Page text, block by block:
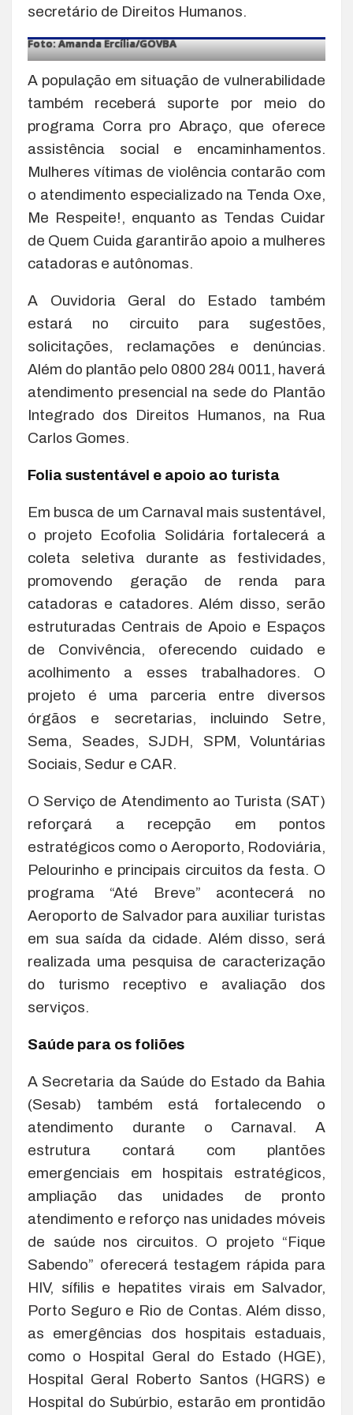
secretário de Direitos Humanos.
Foto: Amanda Ercília/GOVBA
A população em situação de vulnerabilidade
também receberá suporte por meio do
programa Corra pro Abraço, que oferece
assistência social e encaminhamentos.
Mulheres vítimas de violência contarão com
o atendimento especializado na Tenda Oxe,
Me Respeite!, enquanto as Tendas Cuidar
de Quem Cuida garantirão apoio a mulheres
catadoras e autônomas.
A Ouvidoria Geral do Estado também
estará no circuito para sugestões,
solicitações, reclamações e denúncias.
Além do plantão pelo 0800 284 0011, haverá
atendimento presencial na sede do Plantão
Integrado dos Direitos Humanos, na Rua
Carlos Gomes.
Folia sustentável e apoio ao turista
Em busca de um Carnaval mais sustentável,
o projeto Ecofolia Solidária fortalecerá a
coleta seletiva durante as festividades,
promovendo geração de renda para
catadoras e catadores. Além disso, serão
estruturadas Centrais de Apoio e Espaços
de Convivência, oferecendo cuidado e
acolhimento a esses trabalhadores. O
projeto é uma parceria entre diversos
órgãos e secretarias, incluindo Setre,
Sema, Seades, SJDH, SPM, Voluntárias
Sociais, Sedur e CAR.
O Serviço de Atendimento ao Turista (SAT)
reforçará a recepção em pontos
estratégicos como o Aeroporto, Rodoviária,
Pelourinho e principais circuitos da festa. O
programa “Até Breve” acontecerá no
Aeroporto de Salvador para auxiliar turistas
em sua saída da cidade. Além disso, será
realizada uma pesquisa de caracterização
do turismo receptivo e avaliação dos
serviços.
Saúde para os foliões
A Secretaria da Saúde do Estado da Bahia
(Sesab) também está fortalecendo o
atendimento durante o Carnaval. A
estrutura contará com plantões
emergenciais em hospitais estratégicos,
ampliação das unidades de pronto
atendimento e reforço nas unidades móveis
de saúde nos circuitos. O projeto “Fique
Sabendo” oferecerá testagem rápida para
HIV, sífilis e hepatites virais em Salvador,
Porto Seguro e Rio de Contas. Além disso,
as emergências dos hospitais estaduais,
como o Hospital Geral do Estado (HGE),
Hospital Geral Roberto Santos (HGRS) e
Hospital do Subúrbio, estarão em prontidão